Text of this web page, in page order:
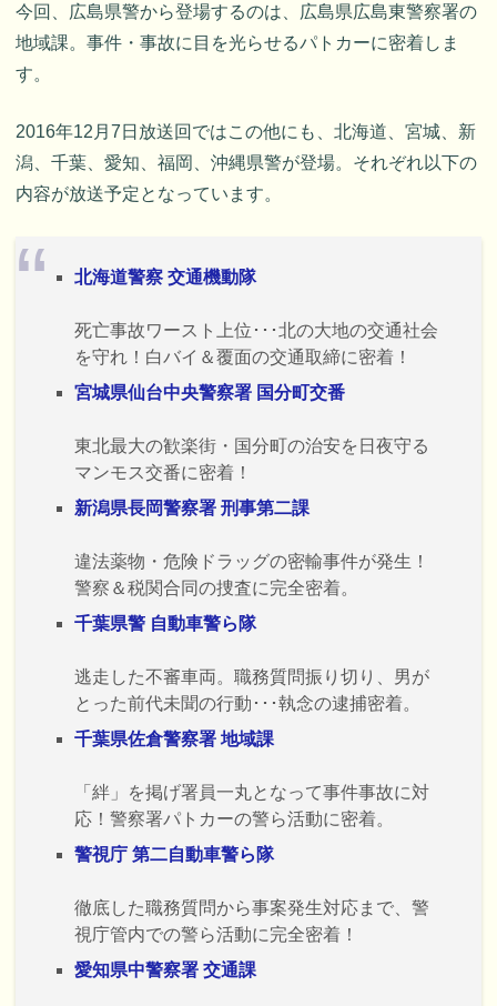
今回、広島県警から登場するのは、広島県広島東警察署の
地域課。事件・事故に目を光らせるパトカーに密着しま
す。
2016年12月7日放送回ではこの他にも、北海道、宮城、新
潟、千葉、愛知、福岡、沖縄県警が登場。それぞれ以下の
内容が放送予定となっています。
北海道警察 交通機動隊
死亡事故ワースト上位･･･北の大地の交通社会
を守れ！白バイ＆覆面の交通取締に密着！
宮城県仙台中央警察署 国分町交番
東北最大の歓楽街・国分町の治安を日夜守る
マンモス交番に密着！
新潟県長岡警察署 刑事第二課
違法薬物・危険ドラッグの密輸事件が発生！
警察＆税関合同の捜査に完全密着。
千葉県警 自動車警ら隊
逃走した不審車両。職務質問振り切り、男が
とった前代未聞の行動･･･執念の逮捕密着。
千葉県佐倉警察署 地域課
「絆」を掲げ署員一丸となって事件事故に対
応！警察署パトカーの警ら活動に密着。
警視庁 第二自動車警ら隊
徹底した職務質問から事案発生対応まで、警
視庁管内での警ら活動に完全密着！
愛知県中警察署 交通課